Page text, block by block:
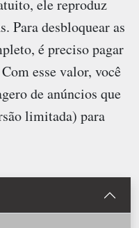
ele reproduz
Para desbloquear as
é preciso pagar
esse valor, você
de anúncios que
limitada) para